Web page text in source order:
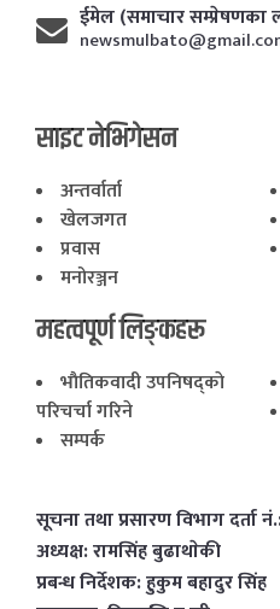
ईमेल (समाचार सम्प्रेषणका
साइट नेभिगेसन
अन्तर्वार्ता
खेलजगत
प्रवास
मनोरञ्जन
महत्वपूर्ण लिङ्कहरू
भाैतिकवादी उपनिषद्काे
परिचर्चा गरिने
सम्पर्क
सूचना तथा प्रसारण विभाग
अध्यक्ष: रामसिंह बुढाथाेकी
प्रबन्ध निर्देशक: हुकुम बहादुर सिंह